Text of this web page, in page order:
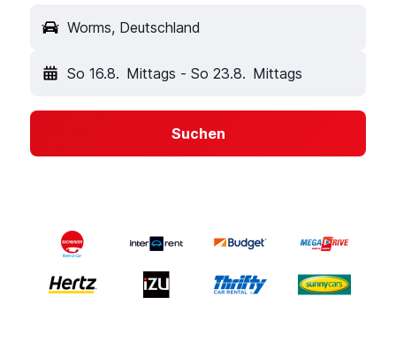
Worms, Deutschland
So 16.8. Mittags - So 23.8. Mittags
Suchen